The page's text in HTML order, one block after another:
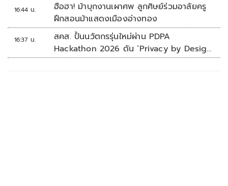
16:44 น.
ฮือฮา! ม้าบุกงานเผาศพ ลูกศิษย์ร่วมอาลัยครู
ฝึกสอนม้าแสดงเมืองอ่างทอง
16:37 น.
สคส. ปั้นนวัตกรรุ่นใหม่ผ่าน PDPA
Hackathon 2026 ดัน ‘Privacy by Design
for all’ สู่โซลูชันคุ้มครองข้อมูลส่วนบุคคลที่